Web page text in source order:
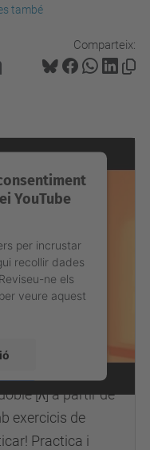
també
Comparteix:
YouTube
per incrustar
recollir dades
ne els
veure aquest
Consent
en català? En
[ʎ] a partir de
exercicis de
Practica i